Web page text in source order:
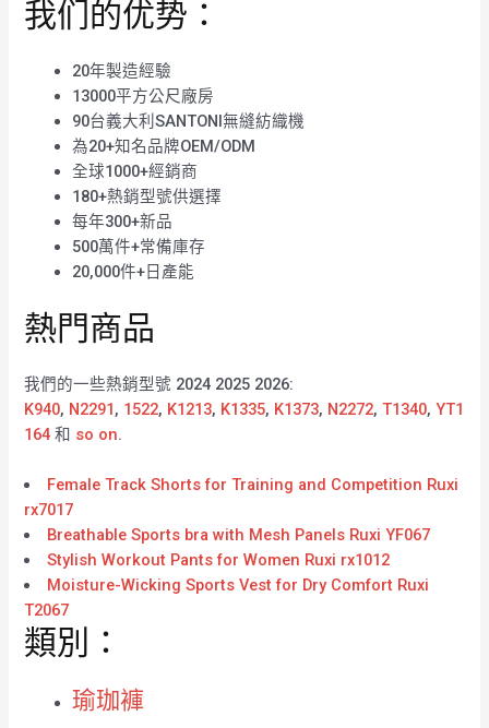
我们的优势：
20年製造經驗
13000平方公尺廠房
90台義大利SANTONI無縫紡織機
為20+知名品牌OEM/ODM
全球1000+經銷商
180+熱銷型號供選擇
每年300+新品
500萬件+常備庫存
20,000件+日產能
熱門商品
我們的一些熱銷型號 2024 2025 2026:
K940, N2291, 1522, K1213, K1335, K1373, N2272,T1340,YT1
164 和 so on.
Female Track Shorts for Training and Competition Ruxi
rx7017
Breathable Sports bra with Mesh Panels Ruxi YF067
Stylish Workout Pants for Women Ruxi rx1012
Moisture-Wicking Sports Vest for Dry Comfort Ruxi
T2067
類別：
瑜珈褲